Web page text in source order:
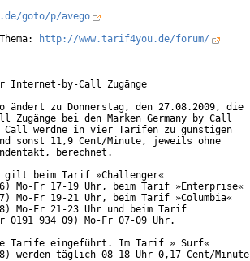
goto/p/avego
http://www.tarif4you.de/forum/
Internet-by-Call Zugänge
zu Donnerstag, den 27.08.2009, die
bei den Marken Germany by Call
Call werdne in vier Tarifen zu günstigen
sonst 11,9 Cent/Minute, jeweils ohne
berechnet.
gilt beim Tarif »Challenger«
Mo-Fr 17-19 Uhr, beim Tarif »Enterprise«
Mo-Fr 19-21 Uhr, beim Tarif »Columbia«
Mo-Fr 21-23 Uhr und beim Tarif
0191 934 09) Mo-Fr 07-09 Uhr.
Tarife eingeführt. Im Tarif » Surf«
werden täglich 08-18 Uhr 0,17 Cent/Minute